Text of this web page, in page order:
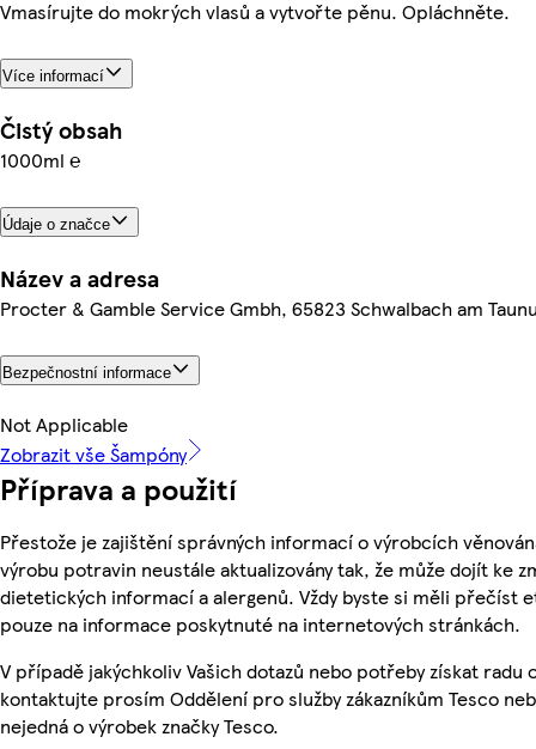
Vmasírujte do mokrých vlasů a vytvořte pěnu. Opláchněte.
Více informací
Čistý obsah
1000ml ℮
Údaje o značce
Název a adresa
Procter & Gamble Service Gmbh, 65823 Schwalbach am
Bezpečnostní informace
Not Applicable
Zobrazit vše Šampóny
Příprava a použití
Přestože je zajištění správných informací o výrobcích
výrobu potravin neustále aktualizovány tak, že může dojít ke
dietetických informací a alergenů. Vždy byste si měli přečíst
pouze na informace poskytnuté na internetových stránkách.
V případě jakýchkoliv Vašich dotazů nebo potřeby získat radu
kontaktujte prosím Oddělení pro služby zákazníkům Tesco
nejedná o výrobek značky Tesco.